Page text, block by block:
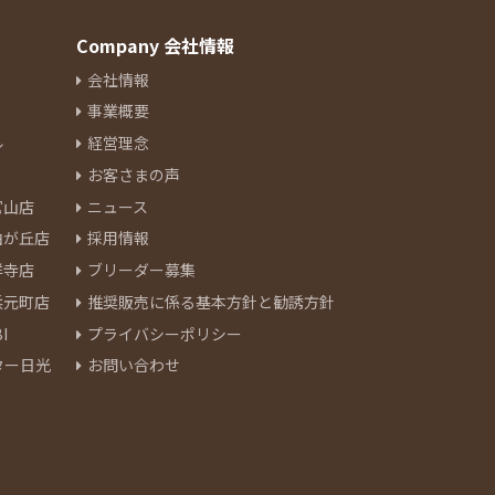
店
丘店
店
町店
日光
Company 会社情報
会社情報
事業概要
経営理念
お客さまの声
ニュース
採用情報
ブリーダー募集
推奨販売に係る基本方針と勧誘方針
プライバシーポリシー
お問い合わせ